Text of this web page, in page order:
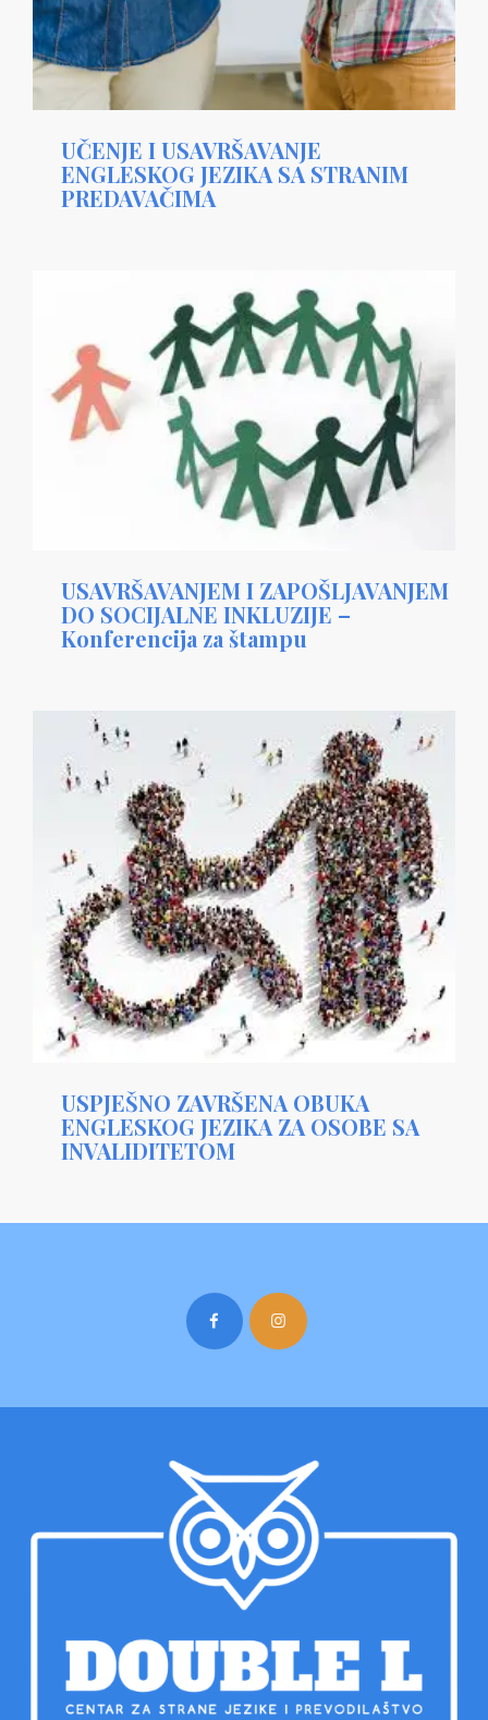
UČENJE I USAVRŠAVANJE
ENGLESKOG JEZIKA SA STRANIM
PREDAVAČIMA
USAVRŠAVANJEM I ZAPOŠLJAVANJEM
DO SOCIJALNE INKLUZIJE –
Konferencija za štampu
USPJEŠNO ZAVRŠENA OBUKA
ENGLESKOG JEZIKA ZA OSOBE SA
INVALIDITETOM